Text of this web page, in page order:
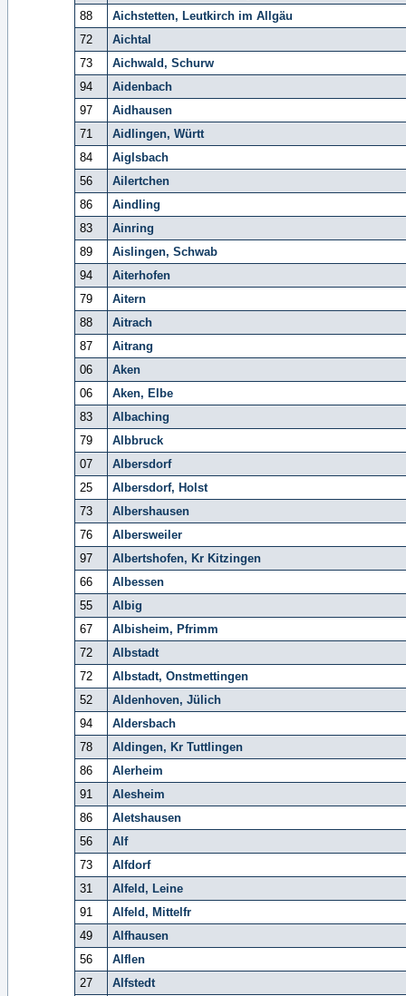
88
Aichstetten, Leutkirch im Allgäu
72
Aichtal
73
Aichwald, Schurw
94
Aidenbach
97
Aidhausen
71
Aidlingen, Württ
84
Aiglsbach
56
Ailertchen
86
Aindling
83
Ainring
89
Aislingen, Schwab
94
Aiterhofen
79
Aitern
88
Aitrach
87
Aitrang
06
Aken
06
Aken, Elbe
83
Albaching
79
Albbruck
07
Albersdorf
25
Albersdorf, Holst
73
Albershausen
76
Albersweiler
97
Albertshofen, Kr Kitzingen
66
Albessen
55
Albig
67
Albisheim, Pfrimm
72
Albstadt
72
Albstadt, Onstmettingen
52
Aldenhoven, Jülich
94
Aldersbach
78
Aldingen, Kr Tuttlingen
86
Alerheim
91
Alesheim
86
Aletshausen
56
Alf
73
Alfdorf
31
Alfeld, Leine
91
Alfeld, Mittelfr
49
Alfhausen
56
Alflen
27
Alfstedt